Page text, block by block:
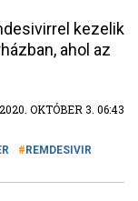
kezelik
ahol az
2020. OKTÓBER 3. 06:43
REMDESIVIR